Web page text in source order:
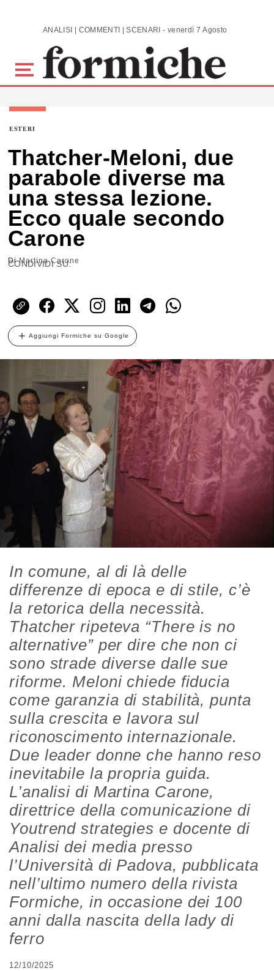
Skip to main content ANALISI | COMMENTI | SCENARI - venerdì 7 Agosto 2026
ESTERI
Thatcher-Meloni, due
parabole diverse ma
una stessa lezione.
Ecco quale secondo
Carone
DiMartina Carone
CONDIVIDI SU:
Aggiungi Formiche su Google
In comune, al di là delle
differenze di epoca e di stile, c’è
la retorica della necessità.
Thatcher ripeteva “There is no
alternative” per dire che non ci
sono strade diverse dalle sue
riforme. Meloni chiede fiducia
come garanzia di stabilità, punta
sulla crescita e lavora sul
riconoscimento internazionale.
Due leader donne che hanno reso
inevitabile la propria guida.
L’analisi di Martina Carone,
direttrice della comunicazione di
Youtrend strategies e docente di
Analisi dei media presso
l’Università di Padova, pubblicata
nell’ultimo numero della rivista
Formiche, in occasione dei 100
anni dalla nascita della lady di
ferro
12/10/2025